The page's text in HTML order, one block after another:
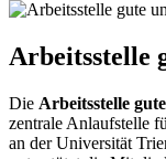
Arbeitsstelle
Die Arbeitsstelle
zentrale Anlaufstelle
an der Universität